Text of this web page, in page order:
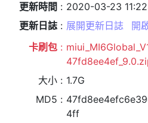
更新時間
2020-03-23
更新日誌
展開更新日誌
開
卡刷包
大小
1.7G
MD5
4ff